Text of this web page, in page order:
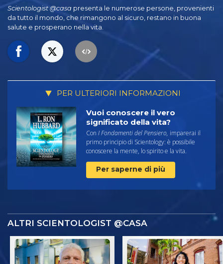
Scientologist @casa presenta le numerose persone, provenienti
da tutto il mondo, che rimangono al sicuro, restano in buona
salute e prosperano nella vita.
PER ULTERIORI INFORMAZIONI
Vuoi conoscere il vero
significato della vita?
Con I Fondamenti del Pensiero, imparerai il
primo principio di Scientology: è possibile
conoscere la mente, lo spirito e la vita.
Per saperne di più
ALTRI SCIENTOLOGIST @CASA